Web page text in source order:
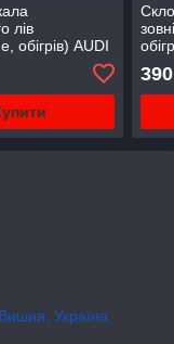
лів
обігрів) AUDI
OCTAVIA
II 10.02-07.18
390
Україна